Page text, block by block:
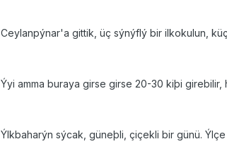
Ceylanpýnar'a gittik, üç sýnýflý bir ilkokulun,
Ýyi amma buraya girse girse 20-30 kiþi
Ýlkbaharýn sýcak, güneþli, çiçekli bir günü.